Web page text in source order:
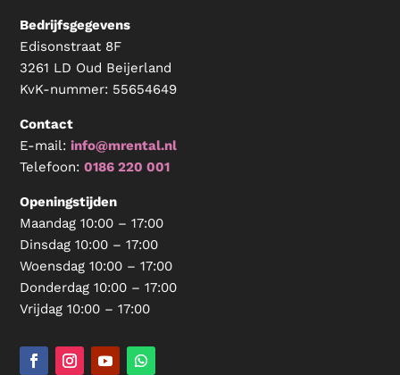
Bedrijfsgegevens
Edisonstraat 8F
3261 LD Oud Beijerland
KvK-nummer: 55654649
Contact
E-mail:info@mrental.nl
Telefoon:0186 220 001
Openingstijden
Maandag 10:00 – 17:00
Dinsdag 10:00 – 17:00
Woensdag 10:00 – 17:00
Donderdag 10:00 – 17:00
Vrijdag 10:00 – 17:00